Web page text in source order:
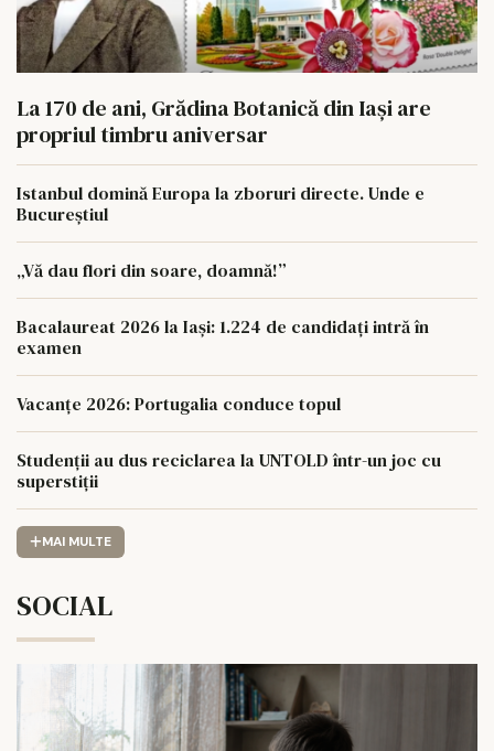
La 170 de ani, Grădina Botanică din Iași are
propriul timbru aniversar
Istanbul domină Europa la zboruri directe. Unde e
Bucureștiul
„Vă dau flori din soare, doamnă!”
Bacalaureat 2026 la Iași: 1.224 de candidați intră în
examen
Vacanțe 2026: Portugalia conduce topul
Studenții au dus reciclarea la UNTOLD într-un joc cu
superstiții
MAI MULTE
SOCIAL